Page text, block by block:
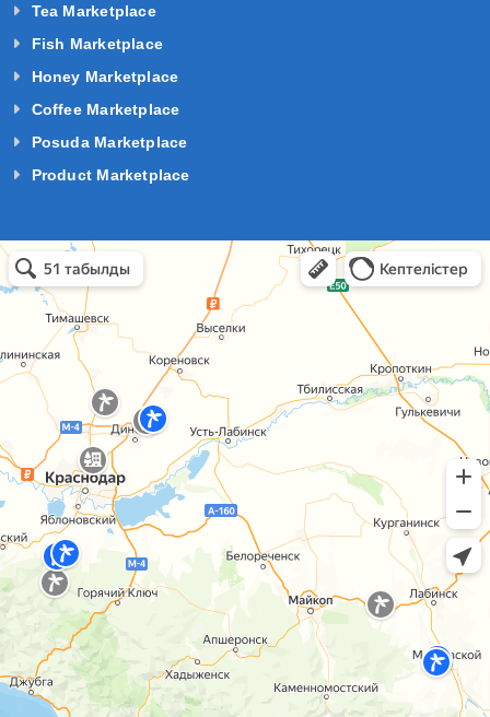
Tea Marketplace
Fish Marketplace
Honey Marketplace
Coffee Marketplace
Posuda Marketplace
Product Marketplace
базы отдыха краснодарский край в Темрюке
Темрюк